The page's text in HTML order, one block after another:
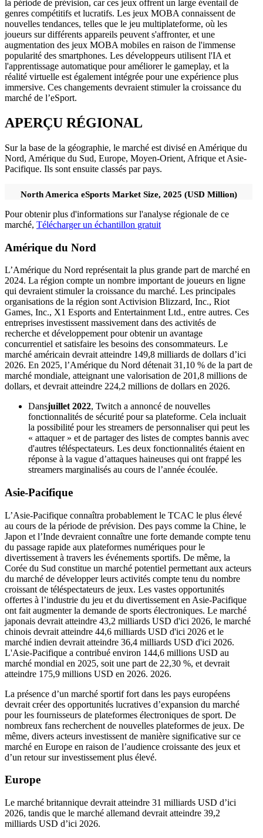
la période de prévision, car ces jeux offrent un large éventail de
genres compétitifs et lucratifs. Les jeux MOBA connaissent de
nouvelles tendances, telles que le jeu multiplateforme, où les
joueurs sur différents appareils peuvent s'affronter, et une
augmentation des jeux MOBA mobiles en raison de l'immense
popularité des smartphones. Les développeurs utilisent l'IA et
l'apprentissage automatique pour améliorer le gameplay, et la
réalité virtuelle est également intégrée pour une expérience plus
immersive. Ces changements devraient stimuler la croissance du
marché de l’eSport.
APERÇU RÉGIONAL
Sur la base de la géographie, le marché est divisé en Amérique du
Nord, Amérique du Sud, Europe, Moyen-Orient, Afrique et Asie-
Pacifique. Ils sont ensuite classés par pays.
North America eSports Market Size, 2025 (USD Million)
Pour obtenir plus d'informations sur l'analyse régionale de ce
marché, Télécharger un échantillon gratuit
Amérique du Nord
L’Amérique du Nord représentait la plus grande part de marché en
2024. La région compte un nombre important de joueurs en ligne
qui devraient stimuler la croissance du marché. Les principales
organisations de la région sont Activision Blizzard, Inc., Riot
Games, Inc., X1 Esports and Entertainment Ltd., entre autres. Ces
entreprises investissent massivement dans des activités de
recherche et développement pour obtenir un avantage
concurrentiel et satisfaire les besoins des consommateurs. Le
marché américain devrait atteindre 149,8 milliards de dollars d’ici
2026. En 2025, l’Amérique du Nord détenait 31,10 % de la part de
marché mondiale, atteignant une valorisation de 201,8 millions de
dollars, et devrait atteindre 224,2 millions de dollars en 2026.
Dansjuillet 2022, Twitch a annoncé de nouvelles
fonctionnalités de sécurité pour sa plateforme. Cela incluait
la possibilité pour les streamers de personnaliser qui peut les
« attaquer » et de partager des listes de comptes bannis avec
d'autres téléspectateurs. Les deux fonctionnalités étaient en
réponse à la vague d’attaques haineuses qui ont frappé les
streamers marginalisés au cours de l’année écoulée.
Asie-Pacifique
L’Asie-Pacifique connaîtra probablement le TCAC le plus élevé
au cours de la période de prévision. Des pays comme la Chine, le
Japon et l’Inde devraient connaître une forte demande compte tenu
du passage rapide aux plateformes numériques pour le
divertissement à travers les événements sportifs. De même, la
Corée du Sud constitue un marché potentiel permettant aux acteurs
du marché de développer leurs activités compte tenu du nombre
croissant de téléspectateurs de jeux. Les vastes opportunités
offertes à l’industrie du jeu et du divertissement en Asie-Pacifique
ont fait augmenter la demande de sports électroniques. Le marché
japonais devrait atteindre 43,2 milliards USD d'ici 2026, le marché
chinois devrait atteindre 44,6 milliards USD d'ici 2026 et le
marché indien devrait atteindre 36,4 milliards USD d'ici 2026.
L'Asie-Pacifique a contribué environ 144,6 millions USD au
marché mondial en 2025, soit une part de 22,30 %, et devrait
atteindre 175,9 millions USD en 2026. 2026.
La présence d’un marché sportif fort dans les pays européens
devrait créer des opportunités lucratives d’expansion du marché
pour les fournisseurs de plateformes électroniques de sport. De
nombreux fans recherchent de nouvelles plateformes de jeux. De
même, divers acteurs investissent de manière significative sur ce
marché en Europe en raison de l’audience croissante des jeux et
d’un retour sur investissement plus élevé.
Europe
Le marché britannique devrait atteindre 31 milliards USD d’ici
2026, tandis que le marché allemand devrait atteindre 39,2
milliards USD d’ici 2026.